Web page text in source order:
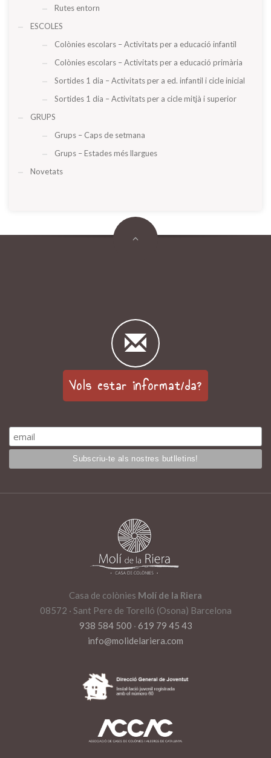
Rutes entorn
ESCOLES
Colònies escolars – Activitats per a educació infantil
Colònies escolars – Activitats per a educació primària
Sortides 1 dia – Activitats per a ed. infantil i cicle inicial
Sortides 1 dia – Activitats per a cicle mitjà i superior
GRUPS
Grups – Caps de setmana
Grups – Estades més llargues
Novetats
Vols estar informat/da?
Casa de colònies Molí de la Riera
08572 · Sant Pere de Torelló (Osona) Barcelona
938 584 500 · 619 79 45 43
info@molidelariera.com